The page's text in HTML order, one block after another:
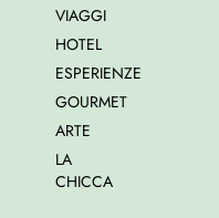
VIAGGI
HOTEL
ESPERIENZE
GOURMET
ARTE
LA
CHICCA